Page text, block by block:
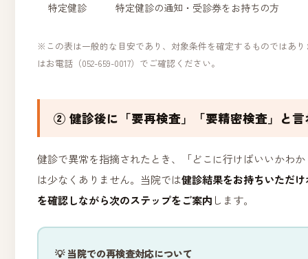
特定健診 特定健診の通知・受診券をお持ちの方
※この表は一般的な目安であり、対象条件を確定するものではあ
はお電話（052-659-0017）でご確認ください。
② 健診後に「要再検査」「要精密検査」と
健診で異常を指摘されたとき、「どこに行けばいいかわ
は少なくありません。当院では健診結果をお持ちいただ
を確認しながら次のステップをご案内 します。
💡 当院での再検査対応について